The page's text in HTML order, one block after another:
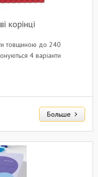
корінці
товщиною до 240
4 варіанти
Больше